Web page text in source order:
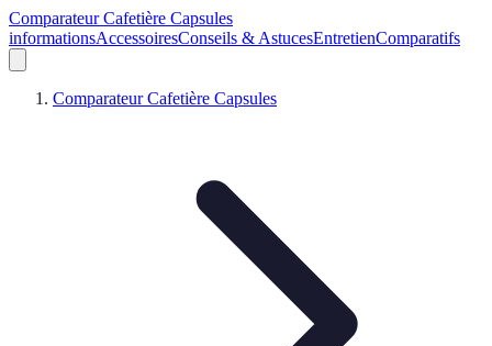
Comparateur Cafetière Capsules
informationsAccessoiresConseils & AstucesEntretienComparatifs
Comparateur Cafetière Capsules